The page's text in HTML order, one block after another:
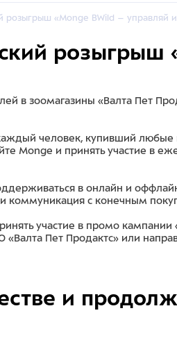
розыгрыш «Monge BWild – управляй
розыгрыш
в зоомагазины «Валта Пет
человек, купивший
Monge и принять участие
в онлайн и
с конечным
участие в промо кампании
Пет Продактс» или
и